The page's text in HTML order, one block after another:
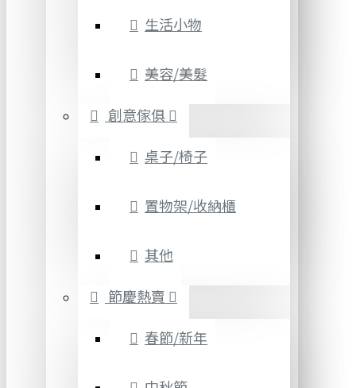
生活小物
美容/美髮
創意傢俱
桌子/椅子
置物架/收納櫃
其他
節慶熱賣
春節/新年